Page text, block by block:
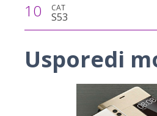
10 CAT
S53
Usporedi